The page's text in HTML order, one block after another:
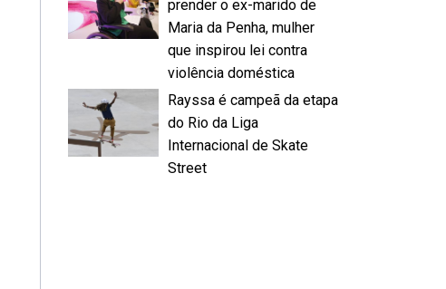
prender o ex-marido de
Maria da Penha, mulher
que inspirou lei contra
violência doméstica
Rayssa é campeã da etapa
do Rio da Liga
Internacional de Skate
Street